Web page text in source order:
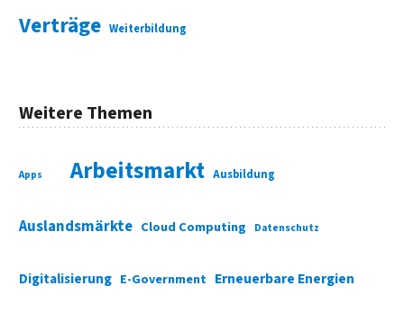
Verträge Weiterbildung
Weitere Themen
Apps Arbeitsmarkt Ausbildung
Auslandsmärkte Cloud Computing Datenschutz
Digitalisierung E-Government Erneuerbare Energien